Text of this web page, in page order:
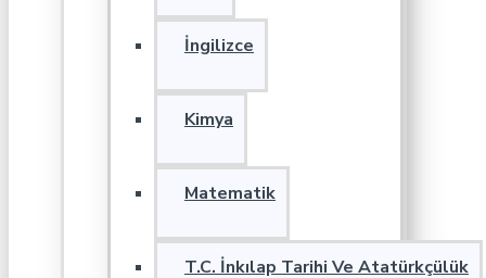
İngilizce
Kimya
Matematik
T.C. İnkılap Tarihi Ve Atatürkçülük